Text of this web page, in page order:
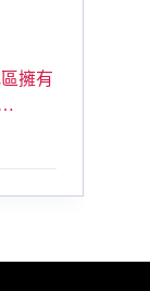
擁有
…